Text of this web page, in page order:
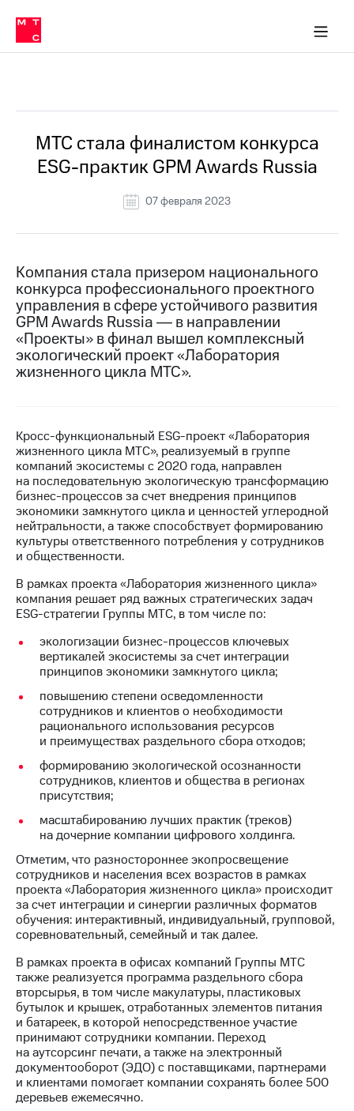
Медиа-центр
и акционерам
Устойчивое развитие
Комплаенс и деловая этика
компании
Карьера
История
компании
Руководство
Контакты
Медиа-центр
Пресс-
релизы
МТС
Интервью
Финансовая
отчетность
Контакты
Новости
регионе
и акционерам
Корпоративное
управление
Корпоративный
секретарь
Раскрытие
информации
Информация
Документы
ПАО
"МТС"
Собрания
акционеров
Личный
кабинет
акционера
Акционерный
капитал
Контроль
и
Рынок
акций
Описание
Программа
приобретения
Порядок
выкупа
акций
Дивиденды
в МТС
Пресс-
релизы
о технологиях
МТС стала финалистом конкурса
ESG-практик GPM Awards Russia
07 февраля 2023
Компания стала призером национального
конкурса профессионального проектного
управления в сфере устойчивого развития
GPM Awards Russia ― в направлении
«Проекты» в финал вышел комплексный
экологический проект «Лаборатория
жизненного цикла МТС».
Кросс-функциональный ESG-проект «Лаборатория
жизненного цикла МТС», реализуемый в группе
компаний экосистемы с 2020 года, направлен
на последовательную экологическую трансформацию
бизнес-процессов за счет внедрения принципов
экономики замкнутого цикла и ценностей углеродной
нейтральности, а также способствует формированию
культуры ответственного потребления у сотрудников
и общественности.
В рамках проекта «Лаборатория жизненного цикла»
компания решает ряд важных стратегических задач
ESG-стратегии Группы МТС, в том числе по:
экологизации бизнес-процессов ключевых
вертикалей экосистемы за счет интеграции
принципов экономики замкнутого цикла;
повышению степени осведомленности
сотрудников и клиентов о необходимости
рационального использования ресурсов
и преимуществах раздельного сбора отходов;
формированию экологической осознанности
сотрудников, клиентов и общества в регионах
присутствия;
масштабированию лучших практик (треков)
на дочерние компании цифрового холдинга.
Отметим, что разностороннее экопросвещение
сотрудников и населения всех возрастов в рамках
проекта «Лаборатория жизненного цикла» происходит
за счет интеграции и синергии различных форматов
обучения: интерактивный, индивидуальный, групповой,
соревновательный, семейный и так далее.
В рамках проекта в офисах компаний Группы МТС
также реализуется программа раздельного сбора
вторсырья, в том числе макулатуры, пластиковых
бутылок и крышек, отработанных элементов питания
и батареек, в которой непосредственное участие
принимают сотрудники компании. Переход
на аутсорсинг печати, а также на электронный
документооборот (ЭДО) с поставщиками, партнерами
и клиентами помогает компании сохранять более 500
деревьев ежемесячно.